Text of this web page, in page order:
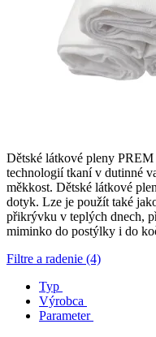
Dětské látkové pleny
technologií tkaní v dutinné
měkkost. Dětské látkové
dotyk. Lze je použít také
přikrývku v teplých dnech,
miminko do postýlky i do
Filtre a radenie (4)
Typ
Výrobca
Parameter